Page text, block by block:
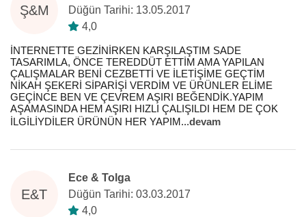
Ş&M
Düğün Tarihi: 13.05.2017
4,0
İNTERNETTE GEZİNİRKEN KARŞILAŞTIM SADE
TASARIMLA, ÖNCE TEREDDÜT ETTİM AMA YAPILAN
ÇALIŞMALAR BENİ CEZBETTİ VE İLETİŞİME GEÇTİM
NİKAH ŞEKERİ SİPARİŞİ VERDİM VE ÜRÜNLER ELİME
GEÇİNCE BEN VE ÇEVREM AŞIRI BEĞENDİK.YAPIM
AŞAMASINDA HEM AŞIRI HIZLI ÇALIŞILDI HEM DE ÇOK
İLGİLİYDİLER ÜRÜNÜN HER YAPIM...devam
E&T
Ece & Tolga
Düğün Tarihi: 03.03.2017
4,0